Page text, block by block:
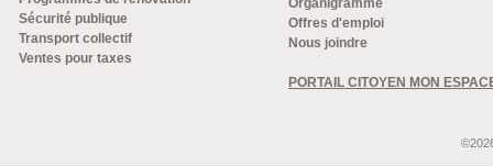
Sécurité publique
Transport collectif
Ventes pour taxes
Organigramme
Offres d'emploi
Nous joindre
PORTAIL CITOYEN MON